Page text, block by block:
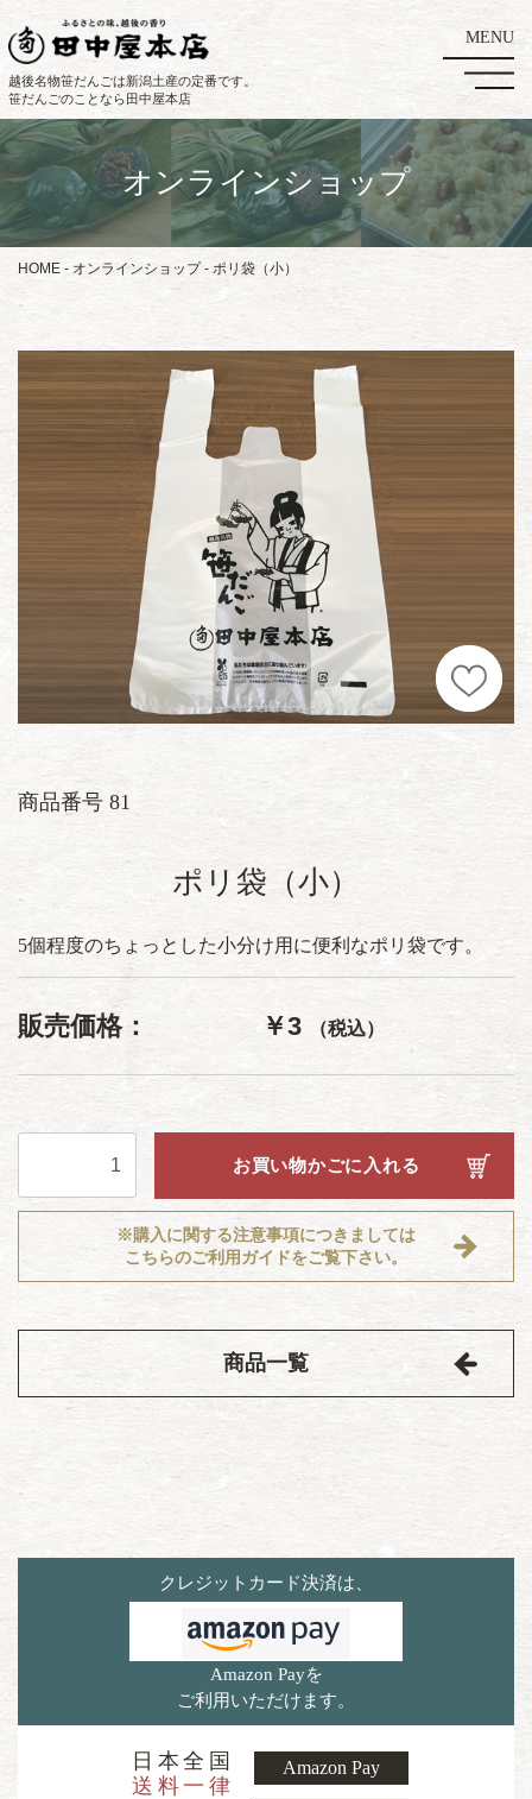
越後名物笹だんごは新潟土産の定番です。
笹だんごのことなら田中屋本店
オンラインショップ
HOME オンラインショップ ポリ袋（小）
商品番号 81
ポリ袋（小）
5個程度のちょっとした小分け用に便利なポリ袋です。
販売価格： ￥3 （税込）
お買い物かごに入れる
※購入に関する注意事項につきましては
こちらのご利用ガイドをご覧下さい。
商品一覧
クレジットカード決済は、
Amazon Payを
ご利用いただけます。
日本全国
送料一律
Amazon Pay